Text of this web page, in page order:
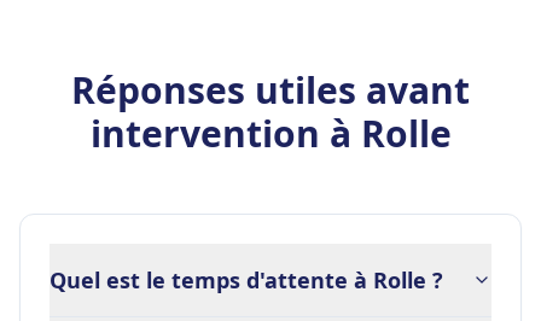
Réponses utiles avant
intervention à Rolle
Quel est le temps d'attente à Rolle ?